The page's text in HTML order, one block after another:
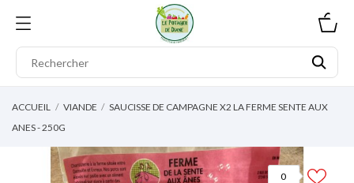
ACCUEIL VIANDE
SAUCISSE DE CAMPAGNE X2 LA FERME SENTE AUX
ANES - 250G
0